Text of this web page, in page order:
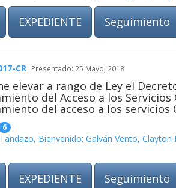
EXPEDIENTE Seguimiento
CR Presentado: 25 Mayo, 2018
elevar a rango de Ley el
del Acceso a los
del acceso a los servicios
6
Bienvenido; Galván Vento, Clayton
EXPEDIENTE Seguimiento